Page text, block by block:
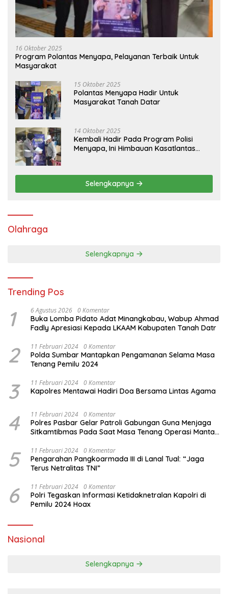
16 Oktober 2025
Program Polantas Menyapa, Pelayanan Terbaik Untuk
Masyarakat
15 Oktober 2025
Polantas Menyapa Hadir Untuk
Masyarakat Tanah Datar
14 Oktober 2025
Kembali Hadir Pada Program Polisi
Menyapa, Ini Himbauan Kasatlantas
Selengkapnya
Olahraga
Selengkapnya
Trending Pos
1 6 Agustus 2026 0 Komentar
Buka Lomba Pidato Adat Minangkabau, Wabup Ahmad
Fadly Apresiasi Kepada LKAAM Kabupaten Tanah Datr
2 11 Februari 2024 0 Komentar
Polda Sumbar Mantapkan Pengamanan Selama Masa
Tenang Pemilu 2024
3 11 Februari 2024 0 Komentar
Kapolres Mentawai Hadiri Doa Bersama Lintas Agama
4 11 Februari 2024 0 Komentar
Polres Pasbar Gelar Patroli Gabungan Guna Menjaga
Sitkamtibmas Pada Saat Masa Tenang Operasi Mantap
5 11 Februari 2024 0 Komentar
Pengarahan Pangkoarmada III di Lanal Tual: “Jaga
Terus Netralitas TNI”
6 11 Februari 2024 0 Komentar
Polri Tegaskan Informasi Ketidaknetralan Kapolri di
Pemilu 2024 Hoax
Nasional
Selengkapnya